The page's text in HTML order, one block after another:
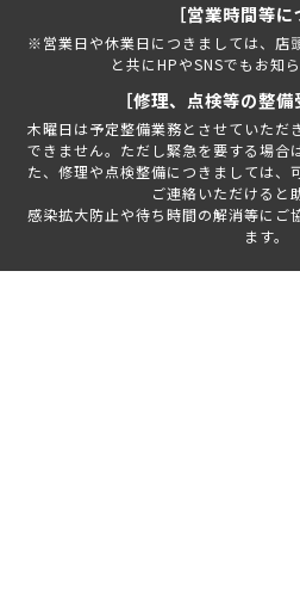
［営業時間等に
※営業日や休業日につきましては、店
と共にHPやSNSでもお知
［修理、点検等の整備
木曜日は予定整備業務とさせていただ
できません。ただし緊急を要する場合
た、修理や点検整備につきましては、
ご連絡いただけると
感染拡大防止や待ち時間の解消等にご
ます。